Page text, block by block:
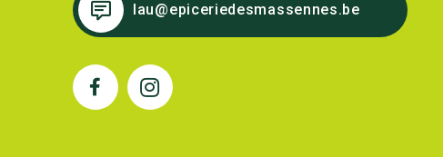
lau@epiceriedesmassennes.be